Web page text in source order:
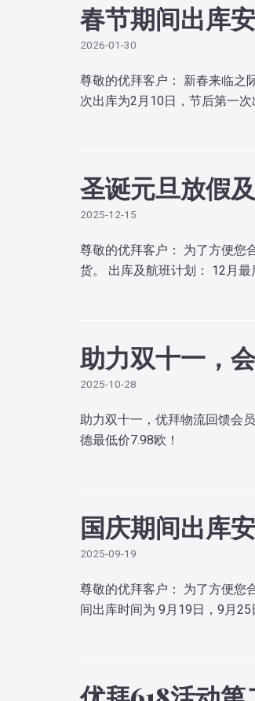
春节期间出库
2026-01-30
尊敬的优拜客户： 新春来临之
次出库为2月10日，节后第一
圣诞元旦放假
2025-12-15
尊敬的优拜客户： 为了方便您
货。 出库及航班计划： 12月
助力双十一，
2025-10-28
助力双十一，优拜物流回馈会
德最低价7.98欧！
国庆期间出库
2025-09-19
尊敬的优拜客户： 为了方便您
间出库时间为 9月19日，9月